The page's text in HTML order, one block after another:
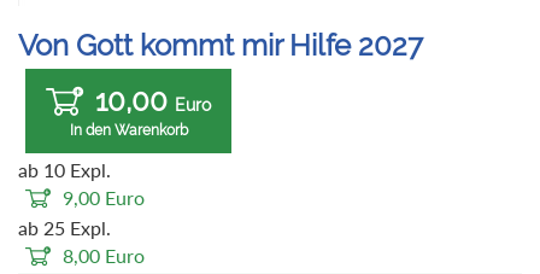
Von Gott kommt mir Hilfe 2027
10,00 Euro
In den Warenkorb
ab 10 Expl.
9,00 Euro
ab 25 Expl.
8,00 Euro